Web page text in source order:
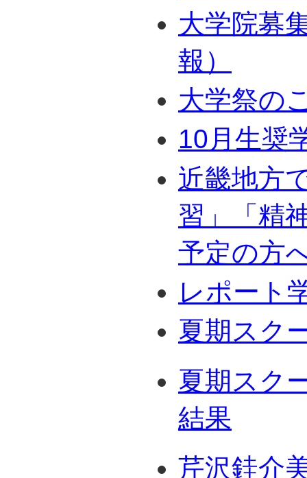
大学院募
報）
大学祭の
10月生奨
近畿地方
習」「精
予定の方
レポート
夏期スク
夏期スク
結果
芹沢銈介